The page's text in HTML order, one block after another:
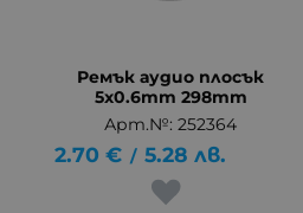
Ремък аудио плосък
5x0.6mm 298mm
Арт.№: 252364
2.70 € / 5.28 лв.